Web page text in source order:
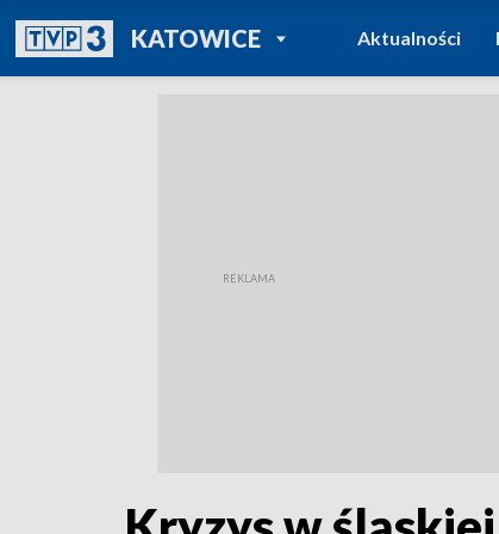
KATOWICEPOWRÓT DO
TVP REGIONY
Aktualności